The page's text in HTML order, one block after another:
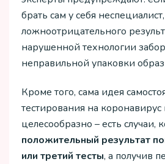
брать сам у себя
ложноотрицательного
нарушенной технологии
неправильной упаковки
Кроме того, сама идея
тестирования на
целесообразно – есть случаи,
положительный результат
или третий тесты, а получив